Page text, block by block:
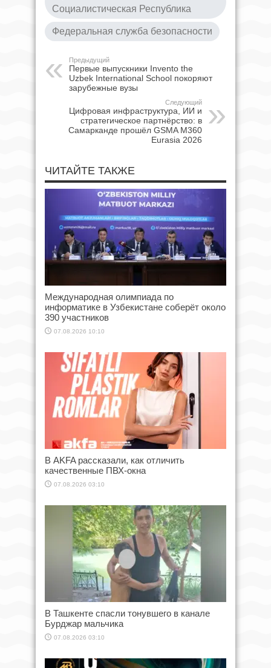
Социалистическая Республика
Федеральная служба безопасности
Предыдущий
Первые выпускники Invento the
Uzbek International School покоряют
зарубежные вузы
Следующий
Цифровая инфраструктура, ИИ и
стратегическое партнёрство: в
Самарканде прошёл GSMA M360
Eurasia 2026
ЧИТАЙТЕ ТАКЖЕ
Международная олимпиада по
информатике в Узбекистане соберёт около
390 участников
07.08.2026 10:10
В AKFA рассказали, как отличить
качественные ПВХ-окна
07.08.2026 03:10
В Ташкенте спасли тонувшего в канале
Бурджар мальчика
07.08.2026 03:10